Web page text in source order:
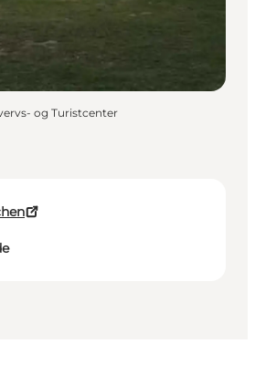
og Turistcenter